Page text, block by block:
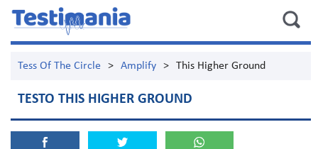
Tess Of The Circle > Amplify > This Higher Ground
TESTO THIS HIGHER GROUND